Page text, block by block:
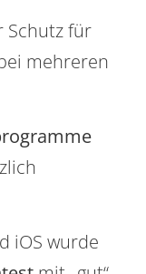
Schutz für
mehreren
iOS wurde